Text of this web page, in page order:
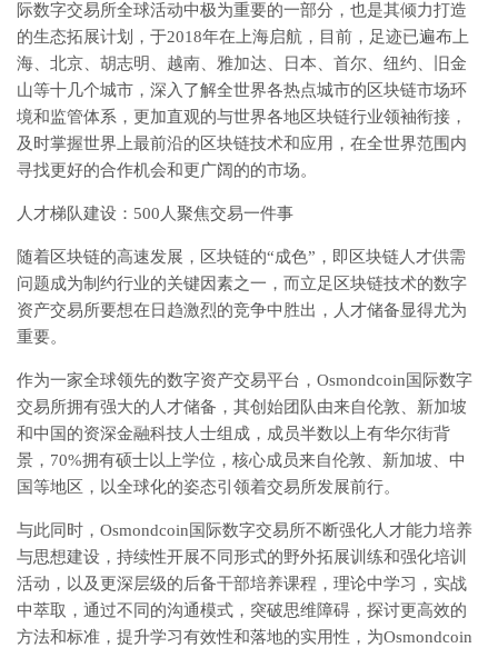
际数字交易所全球活动中极为重要的一部分，也是其倾力打造
的生态拓展计划，于2018年在上海启航，目前，足迹已遍布上
海、北京、胡志明、越南、雅加达、日本、首尔、纽约、旧金
山等十几个城市，深入了解全世界各热点城市的区块链市场环
境和监管体系，更加直观的与世界各地区块链行业领袖衔接，
及时掌握世界上最前沿的区块链技术和应用，在全世界范围内
寻找更好的合作机会和更广阔的的市场。
人才梯队建设：500人聚焦交易一件事
随着区块链的高速发展，区块链的“成色”，即区块链人才供需
问题成为制约行业的关键因素之一，而立足区块链技术的数字
资产交易所要想在日趋激烈的竞争中胜出，人才储备显得尤为
重要。
作为一家全球领先的数字资产交易平台，Osmondcoin国际数字
交易所拥有强大的人才储备，其创始团队由来自伦敦、新加坡
和中国的资深金融科技人士组成，成员半数以上有华尔街背
景，70%拥有硕士以上学位，核心成员来自伦敦、新加坡、中
国等地区，以全球化的姿态引领着交易所发展前行。
与此同时，Osmondcoin国际数字交易所不断强化人才能力培养
与思想建设，持续性开展不同形式的野外拓展训练和强化培训
活动，以及更深层级的后备干部培养课程，理论中学习，实战
中萃取，通过不同的沟通模式，突破思维障碍，探讨更高效的
方法和标准，提升学习有效性和落地的实用性，为Osmondcoin